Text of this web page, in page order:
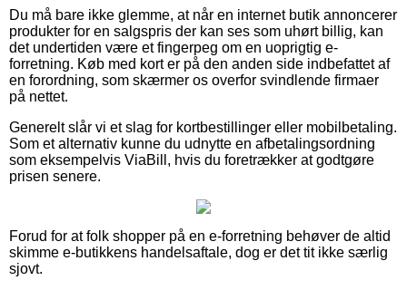
Du må bare ikke glemme, at når en internet butik annoncerer
produkter for en salgspris der kan ses som uhørt billig, kan
det undertiden være et fingerpeg om en uoprigtig e-
forretning. Køb med kort er på den anden side indbefattet af
en forordning, som skærmer os overfor svindlende firmaer
på nettet.
Generelt slår vi et slag for kortbestillinger eller mobilbetaling.
Som et alternativ kunne du udnytte en afbetalingsordning
som eksempelvis ViaBill, hvis du foretrækker at godtgøre
prisen senere.
Forud for at folk shopper på en e-forretning behøver de altid
skimme e-butikkens handelsaftale, dog er det tit ikke særlig
sjovt.